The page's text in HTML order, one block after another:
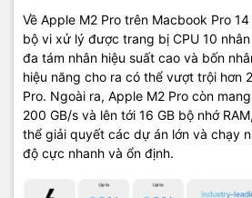
Về Apple M2 Pro trên Macbook Pro
bộ vi xử lý được trang bị CPU 10
đa tám nhân hiệu suất cao và bốn
hiệu năng cho ra có thể vượt trội hơn
Pro. Ngoài ra, Apple M2 Pro còn
200 GB/s và lên tới 16 GB bộ nhớ
thể giải quyết các dự án lớn và chạy
độ cực nhanh và ổn định.
Điện thoại:09
Email:
Thời gian làm việc: 8h30 - 19h00 (
18h )